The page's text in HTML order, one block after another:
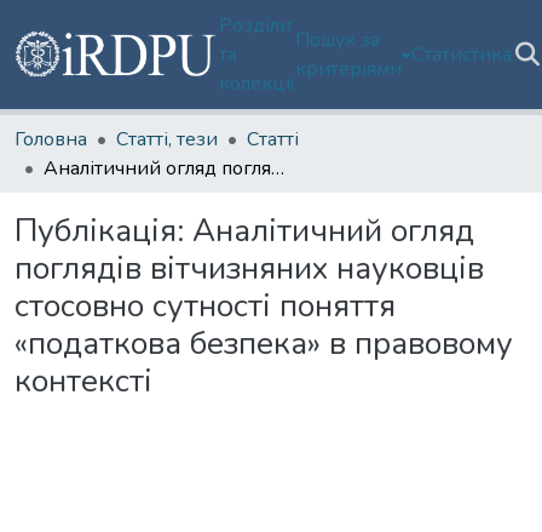
Розділи
та
колекції
Пошук за
критеріями
Статистика
Головна Статті, тези
Статті
Аналітичний огляд поглядів вітчизняних науковців стосовно сутності поняття «податкова безпека» в правовому контексті
Публікація: Аналітичний огляд
поглядів вітчизняних науковців
стосовно сутності поняття
«податкова безпека» в правовому
контексті